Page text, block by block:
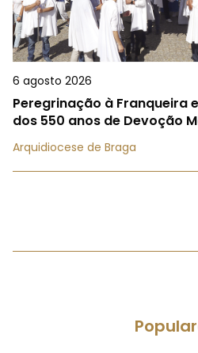
6 agosto 2026
Peregrinação à Franqueira
dos 550 anos de Devoção
Arquidiocese de Braga